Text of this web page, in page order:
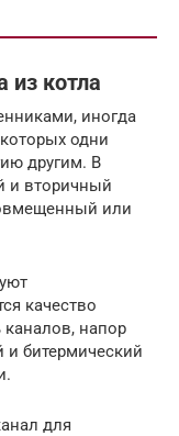
из котла
иногда
одни
другим. В
и вторичный
или
качество
каналов, напор
битермический
для